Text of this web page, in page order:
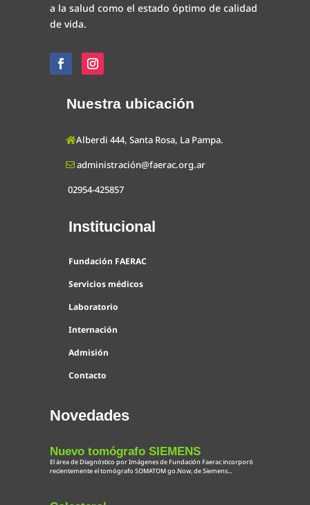
a la salud como el estado óptimo de calidad
de vida.
Nuestra ubicación
Alberdi 444, Santa Rosa, La Pampa.
administración@faerac.org.ar
02954-425857
Institucional
Fundación FAERAC
Servicios médicos
Laboratorio
Internación
Admisión
Contacto
Novedades
Nuevo tomógrafo SIEMENS
El área de Diagnóstico por Imágenes de Fundación Faerac incorporó
recientemente el tomógrafo SOMATOM go.Now, de Siemens...